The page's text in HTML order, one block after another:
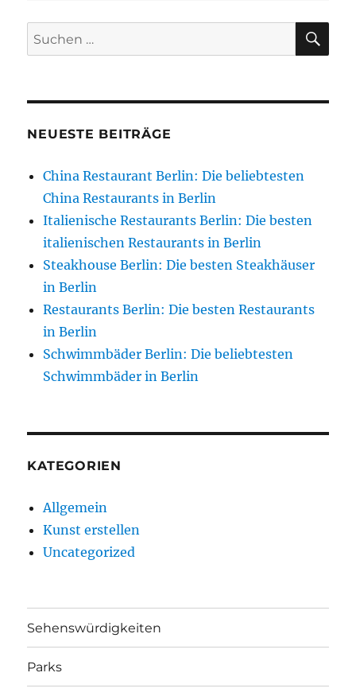
Suchen
nach:
NEUESTE BEITRÄGE
China Restaurant Berlin: Die beliebtesten
China Restaurants in Berlin
Italienische Restaurants Berlin: Die besten
italienischen Restaurants in Berlin
Steakhouse Berlin: Die besten Steakhäuser
in Berlin
Restaurants Berlin: Die besten Restaurants
in Berlin
Schwimmbäder Berlin: Die beliebtesten
Schwimmbäder in Berlin
KATEGORIEN
Allgemein
Kunst erstellen
Uncategorized
Sehenswürdigkeiten
Parks